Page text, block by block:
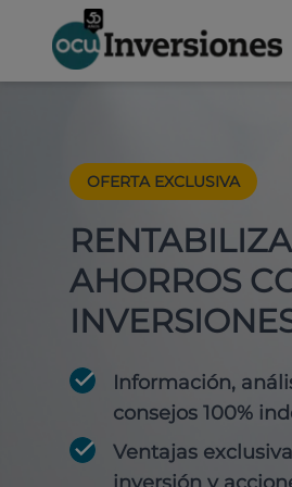
OFERTA EXCLUSIVA
AHORROS
Información,
consejos 100%
Ventajas